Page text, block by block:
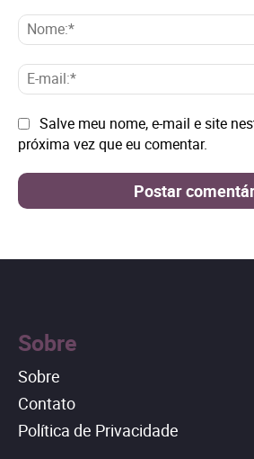
Site: Salve meu nome, e-mail e site
próxima vez que eu comentar.
Sobre
Sobre
Contato
Política de Privacidade